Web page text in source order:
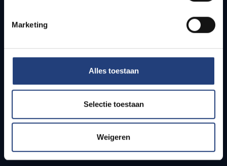
Marketing
Alles toestaan
Selectie toestaan
Weigeren
Studenten
PhD-studenten
Leerkrachten en secundaire scholen